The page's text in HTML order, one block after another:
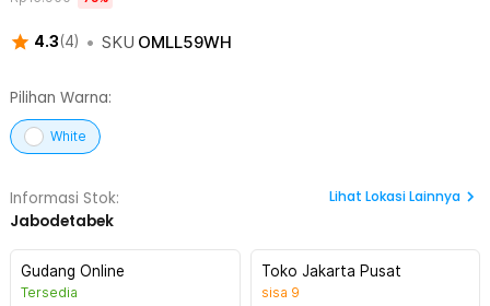
4.3(4) • SKU OMLL59WH
Pilihan Warna:
White
Informasi Stok:
Jabodetabek
Lihat Lokasi Lainnya
Gudang Online
Tersedia
Toko Jakarta Pusat
sisa 9